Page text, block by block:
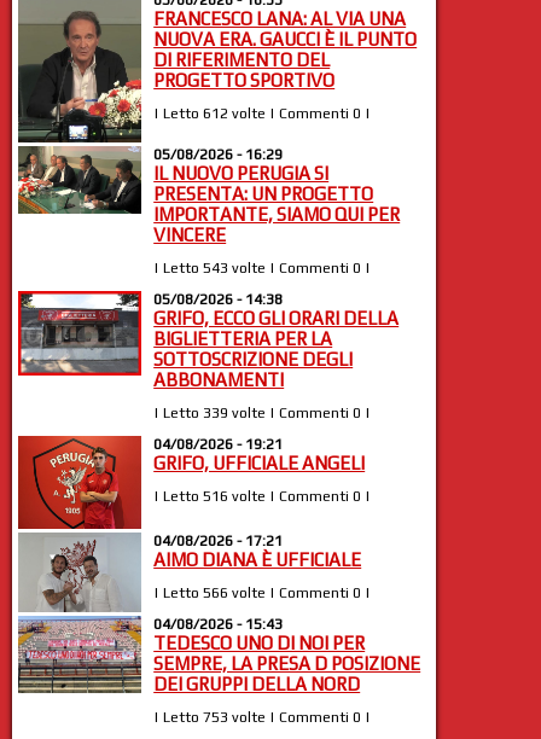
FRANCESCO LANA: AL VIA UNA
NUOVA ERA. GAUCCI È IL PUNTO
DI RIFERIMENTO DEL
PROGETTO SPORTIVO
| Letto 612 volte | Commenti 0 |
05/08/2026 - 16:29
IL NUOVO PERUGIA SI
PRESENTA: UN PROGETTO
IMPORTANTE, SIAMO QUI PER
VINCERE
| Letto 543 volte | Commenti 0 |
05/08/2026 - 14:38
GRIFO, ECCO GLI ORARI DELLA
BIGLIETTERIA PER LA
SOTTOSCRIZIONE DEGLI
ABBONAMENTI
| Letto 339 volte | Commenti 0 |
04/08/2026 - 19:21
GRIFO, UFFICIALE ANGELI
| Letto 516 volte | Commenti 0 |
04/08/2026 - 17:21
AIMO DIANA È UFFICIALE
| Letto 566 volte | Commenti 0 |
04/08/2026 - 15:43
TEDESCO UNO DI NOI PER
SEMPRE, LA PRESA D POSIZIONE
DEI GRUPPI DELLA NORD
| Letto 753 volte | Commenti 0 |